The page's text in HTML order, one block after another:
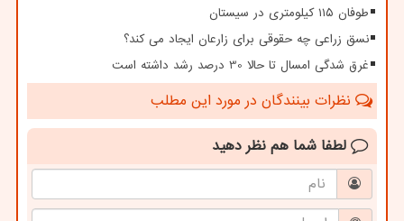
طوفان ۱۱۵ کیلومتری در سیستان
نسق زراعی چه حقوقی برای زارعان ایجاد می کند؟
غرق شدگی امسال تا حالا 30 درصد رشد داشته است
نظرات بینندگان در مورد این مطلب
لطفا شما هم نظر دهید